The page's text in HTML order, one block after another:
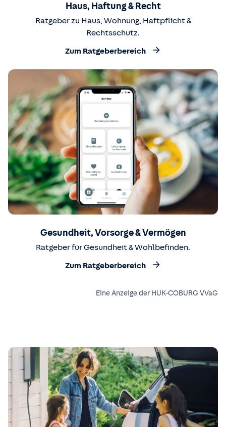
Haus, Haftung & Recht
Ratgeber zu Haus, Wohnung, Haftpflicht &
Rechtsschutz.
Zum Ratgeberbereich
Gesundheit, Vorsorge & Vermögen
Ratgeber für Gesundheit & Wohlbefinden.
Zum Ratgeberbereich
Eine Anzeige der HUK-COBURG VVaG